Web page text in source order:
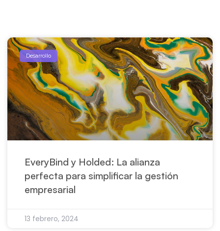
Desarrollo
EveryBind y Holded: La alianza
perfecta para simplificar la gestión
empresarial
13 febrero, 2024